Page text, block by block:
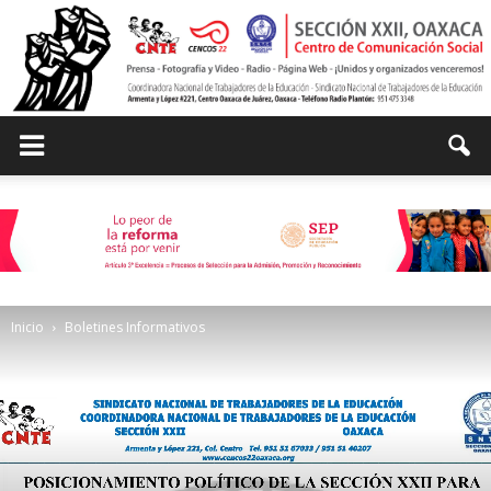
de
Social
Inicio Boletines Informativos